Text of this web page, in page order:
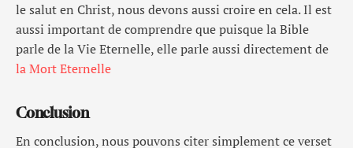
le salut en Christ, nous devons aussi croire en cela. Il est
aussi important de comprendre que puisque la Bible
parle de la Vie Eternelle, elle parle aussi directement de
la Mort Eternelle
Conclusion
En conclusion, nous pouvons citer simplement ce verset